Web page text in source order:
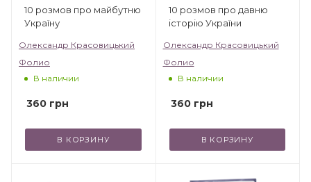
10 розмов про майбутню
Україну
Олександр Красовицький
Фолио
В наличии
360 грн
В КОРЗИНУ
10 розмов про давню
історію України
Олександр Красовицький
Фолио
В наличии
360грн
В КОРЗИНУ